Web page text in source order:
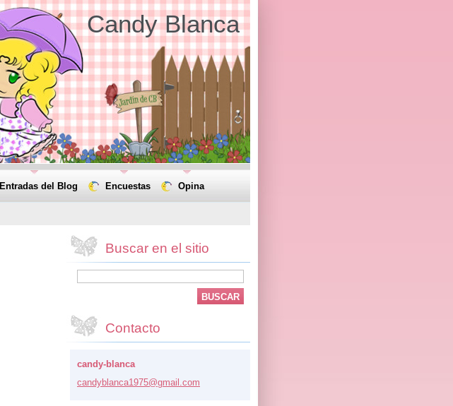
Candy Blanca
Buscar en el sitio
Contacto
candy-blanca
candyblanca1975@gmail.com
Entradas del Blog Encuestas Opina